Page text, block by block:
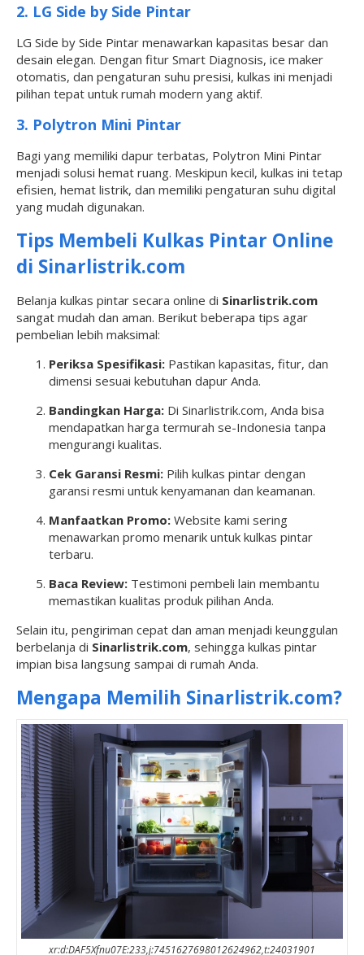
2. LG Side by Side Pintar
LG Side by Side Pintar menawarkan kapasitas besar dan
desain elegan. Dengan fitur Smart Diagnosis, ice maker
otomatis, dan pengaturan suhu presisi, kulkas ini menjadi
pilihan tepat untuk rumah modern yang aktif.
3. Polytron Mini Pintar
Bagi yang memiliki dapur terbatas, Polytron Mini Pintar
menjadi solusi hemat ruang. Meskipun kecil, kulkas ini tetap
efisien, hemat listrik, dan memiliki pengaturan suhu digital
yang mudah digunakan.
Tips Membeli Kulkas Pintar Online
di Sinarlistrik.com
Belanja kulkas pintar secara online di Sinarlistrik.com
sangat mudah dan aman. Berikut beberapa tips agar
pembelian lebih maksimal:
Periksa Spesifikasi: Pastikan kapasitas, fitur, dan
dimensi sesuai kebutuhan dapur Anda.
Bandingkan Harga: Di Sinarlistrik.com, Anda bisa
mendapatkan harga termurah se-Indonesia tanpa
mengurangi kualitas.
Cek Garansi Resmi: Pilih kulkas pintar dengan
garansi resmi untuk kenyamanan dan keamanan.
Manfaatkan Promo: Website kami sering
menawarkan promo menarik untuk kulkas pintar
terbaru.
Baca Review: Testimoni pembeli lain membantu
memastikan kualitas produk pilihan Anda.
Selain itu, pengiriman cepat dan aman menjadi keunggulan
berbelanja di Sinarlistrik.com, sehingga kulkas pintar
impian bisa langsung sampai di rumah Anda.
Mengapa Memilih Sinarlistrik.com?
xr:d:DAF5Xfnu07E:233,j:7451627698012624962,t:24031901